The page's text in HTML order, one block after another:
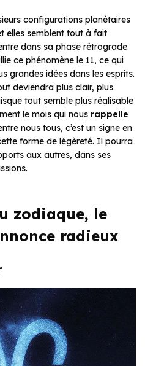
configurations planétaires
elles semblent tout à fait
dans sa phase rétrograde
ce phénomène le 11, ce qui
grandes idées dans les esprits.
deviendra plus clair, plus
tout semble plus réalisable
le mois qui nous rappelle
nous tous, c’est un signe en
forme de légèreté. Il pourra
aux autres, dans ses
zodiaque, le
radieux